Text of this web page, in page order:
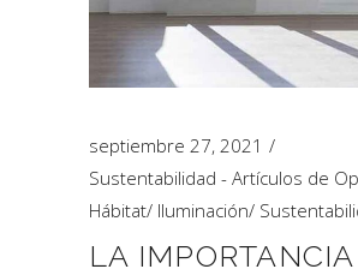
septiembre 27, 2021
Sustentabilidad - Artículos de
Hábitat/ Iluminación/
LA